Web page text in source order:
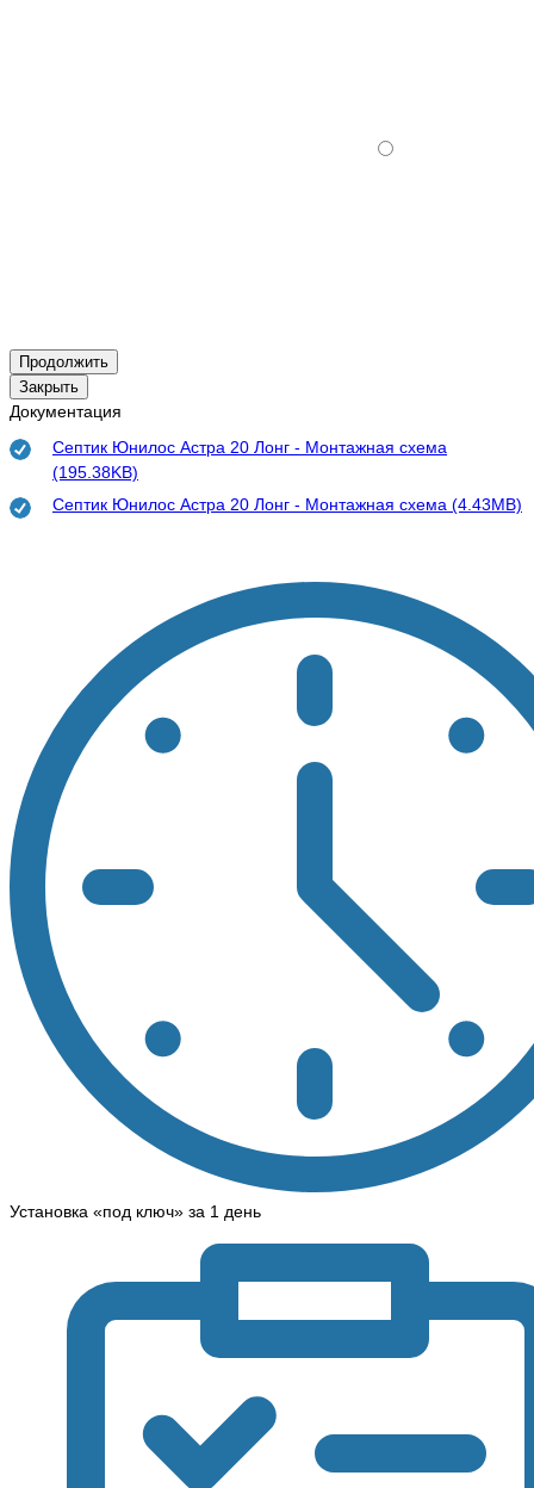
Продолжить
Закрыть
Документация
Септик Юнилос Астра 20 Лонг - Монтажная схема
(195.38KB)
Септик Юнилос Астра 20 Лонг - Монтажная схема (4.43MB)
Установка «под ключ» за 1 день